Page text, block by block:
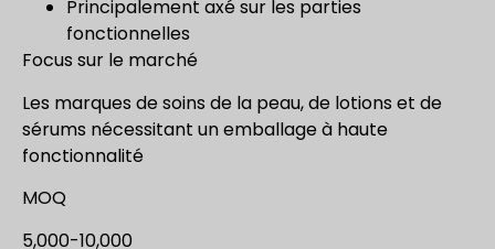
Principalement axé sur les parties
fonctionnelles
Focus sur le marché
Les marques de soins de la peau, de lotions et de
sérums nécessitant un emballage à haute
fonctionnalité
MOQ
5,000-10,000